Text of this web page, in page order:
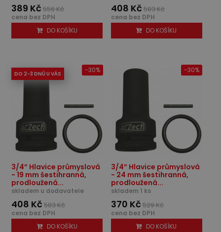
389 Kč 556 Kč
cena bez DPH
DO KOŠÍKU
408 Kč 583 Kč
cena bez DPH
DO KOŠÍKU
DO 2-3 DNŮ U VÁS
3/4” Hlavice průmyslová
- 19 mm šestihranná,
prodloužená...
skladem u dodavatele
408 Kč 583 Kč
-30%
cena bez DPH
DO KOŠÍKU
3/4” Hlavice průmyslová
- 24 mm šestihranná,
prodloužená...
skladem 1 ks
370 Kč 529 Kč
-30%
cena bez DPH
DO KOŠÍKU